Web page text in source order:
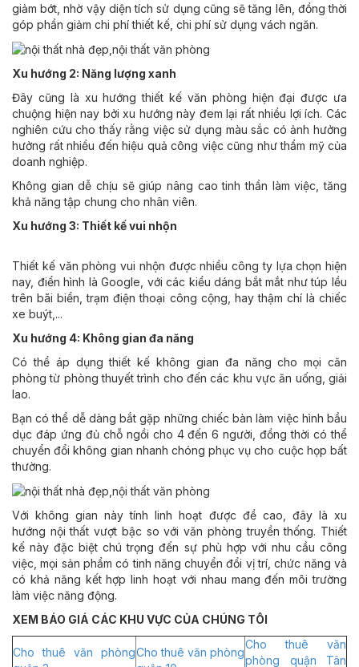
giảm bớt, nhờ vậy diện tích sử dụng cũng sẽ tăng lên, đồng thời
góp phần giảm chi phí thiết kế, chi phí sử dụng vách ngăn.
Xu hướng 2: Năng lượng xanh
Đây cũng là xu hướng thiết kế văn phòng hiện đại được ưa
chuộng hiện nay bởi xu hướng này đem lại rất nhiều lợi ích. Các
nghiên cứu cho thấy rằng việc sử dụng màu sắc có ảnh hưởng
hưởng rất nhiều đến hiệu quả công việc cũng như thẩm mỹ của
doanh nghiệp.
Không gian dễ chịu sẽ giúp nâng cao tinh thần làm việc, tăng
khả năng tập chung cho nhân viên.
Xu hướng 3: Thiết kế vui nhộn
Thiết kế văn phòng vui nhộn được nhiều công ty lựa chọn hiện
nay, điển hình là Google, với các kiểu dáng bắt mắt như túp lều
trên bãi biển, trạm điện thoại công cộng, hay thậm chí là chiếc
xe buýt,...
Xu hướng 4: Không gian đa năng
Có thể áp dụng thiết kế không gian đa năng cho mọi căn
phòng từ phòng thuyết trình cho đến các khu vực ăn uống, giải
lao.
Bạn có thể dễ dàng bắt gặp những chiếc bàn làm việc hình bầu
dục đáp ứng đủ chỗ ngồi cho 4 đến 6 người, đồng thời có thể
chuyển đổi không gian nhanh chóng phục vụ cho cuộc họp bất
thường.
Với không gian này tính linh hoạt được đề cao, đây là xu
hướng nội thất vượt bậc so với văn phòng truyền thống. Thiết
kế này đặc biệt chú trọng đến sự phù hợp với nhu cầu công
việc, mọi sản phẩm có tinh năng chuyển đổi vị trí, chức năng và
có khả năng kết hợp linh hoạt với nhau mang đến môi trường
làm việc năng động.
XEM BÁO GIÁ CÁC KHU VỰC CỦA CHÚNG TÔI
Cho thuê văn phòngCho thuê văn phòng
Cho thuê văn
phòng quận Tân